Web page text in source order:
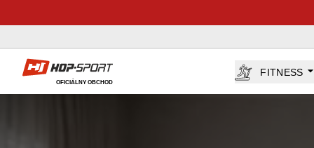
Hop-Sport.sk
OFICIÁLNY OBCHOD
FITNESS